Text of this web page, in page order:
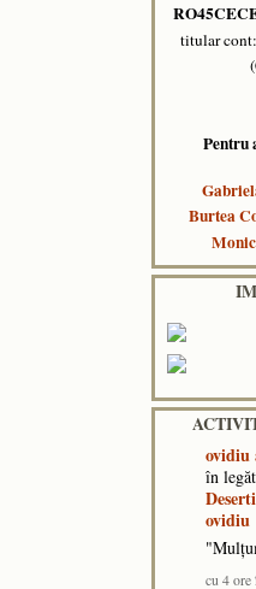
titular
Pentru
Burtea
ovidiu
în
ovidiu
cu 4 ore